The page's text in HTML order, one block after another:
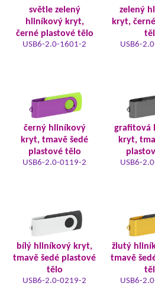
světle zelený
hliníkový kryt,
černé plastové tělo
USB6-2.0-1601-2
zelený
kryt,
USB6-
černý hliníkový
kryt, tmavě šedé
plastové tělo
USB6-2.0-0119-2
grafitová
kryt,
USB6-
bílý hliníkový kryt,
tmavě šedé plastové
tělo
USB6-2.0-0219-2
žlutý
tmavě
USB6-